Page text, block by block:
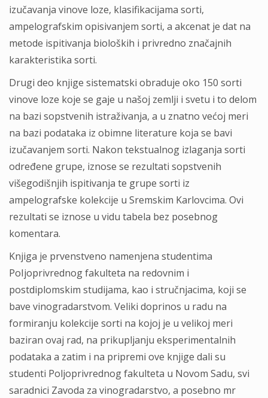
izučavanja vinove loze, klasifikacijama sorti,
ampelografskim opisivanjem sorti, a akcenat je dat na
metode ispitivanja bioloških i privredno značajnih
karakteristika sorti.
Drugi deo knjige sistematski obraduje oko 150 sorti
vinove loze koje se gaje u našoj zemlji i svetu i to delom
na bazi sopstvenih istraživanja, a u znatno većoj meri
na bazi podataka iz obimne literature koja se bavi
izučavanjem sorti. Nakon tekstualnog izlaganja sorti
određene grupe, iznose se rezultati sopstvenih
višegodišnjih ispitivanja te grupe sorti iz
ampelografske kolekcije u Sremskim Karlovcima. Ovi
rezultati se iznose u vidu tabela bez posebnog
komentara.
Knjiga je prvenstveno namenjena studentima
PoIjoprivrednog fakulteta na redovnim i
postdiplomskim studijama, kao i stručnjacima, koji se
bave vinogradarstvom. Veliki doprinos u radu na
formiranju kolekcije sorti na kojoj je u velikoj meri
baziran ovaj rad, na prikupljanju eksperimentalnih
podataka a zatim i na pripremi ove knjige dali su
studenti Poljoprivrednog fakulteta u Novom Sadu, svi
saradnici Zavoda za vinogradarstvo, a posebno mr